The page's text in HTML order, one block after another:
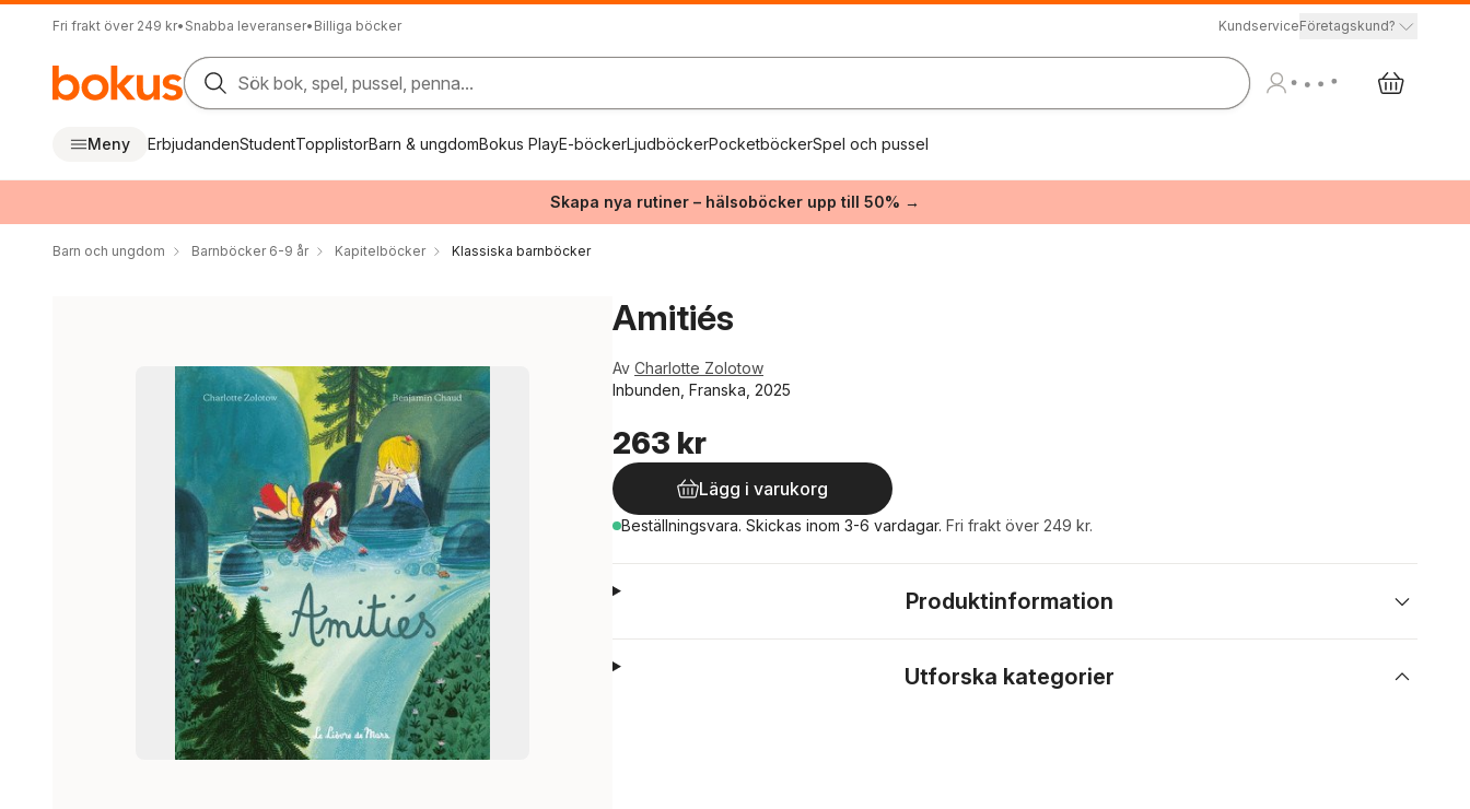
Fri frakt över 249 kr• Snabba leveranser• Billiga böcker KundserviceFöretagskund?
Sök bok, spel, pussel, penna...
Meny ErbjudandenStudentTopplistorBarn & ungdomBokus PlayE-böckerLjudböckerPocketböckerSpel och pussel
Skapa nya rutiner – hälsoböcker upp till 50% →
Barn och ungdom Barnböcker 6-9 år Kapitelböcker Klassiska barnböcker
Amitiés
Av Charlotte Zolotow
Inbunden, Franska, 2025
263 kr
Lägg i varukorg
Beställningsvara. Skickas inom 3-6 vardagar. Fri frakt över 249 kr.
Produktinformation
Utforska kategorier